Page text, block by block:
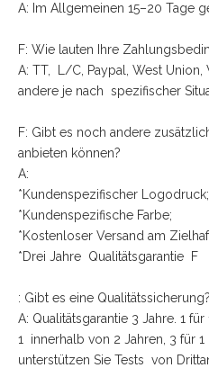
A: Im Allgemeinen 15–20 Tage
F: Wie lauten Ihre
A: TT, L/C, Paypal, West
andere je nach spezifischer
F: Gibt es noch andere
anbieten können?
A:
*Kundenspezifischer Logodruck;
*Kundenspezifische Farbe;
*Kostenloser Versand am
*Drei Jahre Qualitätsgarantie F
: Gibt es eine Qualitätssicherung?
A: Qualitätsgarantie 3 Jahre. 1
1 innerhalb von 2 Jahren, 3 für
unterstützen Sie Tests von